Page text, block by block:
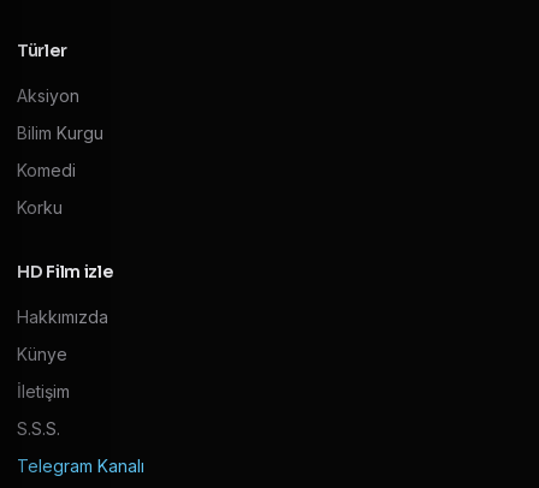
Türler
Aksiyon
Bilim Kurgu
Komedi
Korku
HD Film izle
Hakkımızda
Künye
İletişim
S.S.S.
Telegram Kanalı